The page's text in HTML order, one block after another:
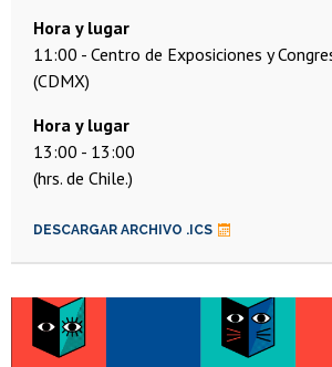
Hora y lugar
11:00
Centro de Exposiciones y
(CDMX)
13:00
13:00
(hrs. de Chile.)
DESCARGAR ARCHIVO .ICS